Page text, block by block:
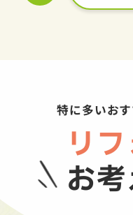
特に多いお
リ
お